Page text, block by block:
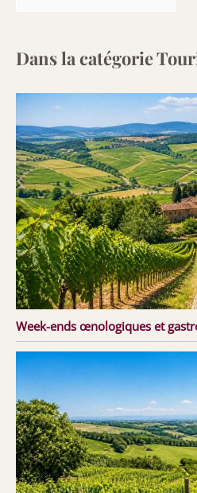
Dans la catégorie
Week-ends œnologiques et